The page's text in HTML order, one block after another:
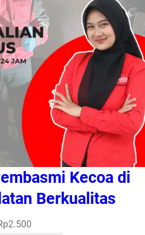
Kecoa di
Berkualitas
2.500